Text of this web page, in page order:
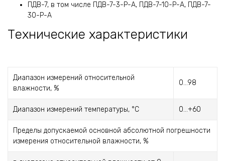
ПДВ-7, в том числе ПДВ-7-3-Р-А, ПДВ-7-10-Р-А, ПДВ-7-
30-Р-А
Технические характеристики
Диапазон измерений относительной
влажности, %
0...98
Диапазон измерений температуры, °С 0...+60
Пределы допускаемой основной абсолютной погрешности
измерения относительной влажности, %